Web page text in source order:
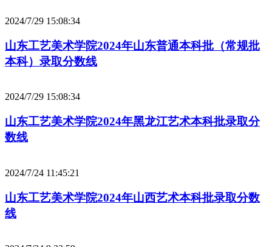
2024/7/29 15:08:34
山东工艺美术学院2024年山东普通本科批（常规批
本科）录取分数线
2024/7/29 15:08:34
山东工艺美术学院2024年黑龙江艺术本科批录取分
数线
2024/7/24 11:45:21
山东工艺美术学院2024年山西艺术本科批录取分数
线